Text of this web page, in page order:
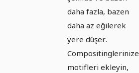
daha fazla, bazen
daha az eğilerek
yere düşer.
Compositinglerinize
motifleri ekleyin,